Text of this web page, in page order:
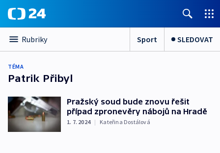
Rubriky Sport SLEDOVAT
TÉMA
Patrik Přibyl
Pražský soud bude znovu řešit
případ zpronevěry nábojů na Hradě
1. 7. 2024 | Kateřina Dostálová